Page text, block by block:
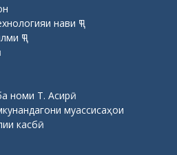
нави ҶТ
ҶТ
номи Т. Асирӣ
муассисаҳои
касбӣ